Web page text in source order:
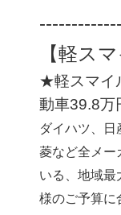
【軽ス
★軽スマイ
動車39.8万
ダイハツ、日
菱など全メー
いる、地域最
様のご予算に